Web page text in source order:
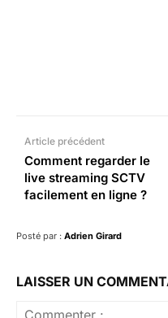
Article précédent
Comment regarder le
live streaming SCTV
facilement en ligne ?
Posté par : Adrien Girard
LAISSER UN